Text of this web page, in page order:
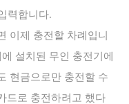
력합니다.
이제 충전할 차례입니
설치된 무인 충전기에
현금으로만 충전할 수
드로 충전하려고 했다